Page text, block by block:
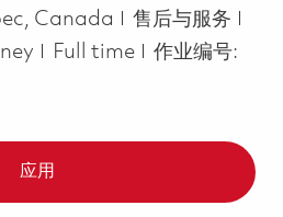
Canada 类别
售后与服务
Job Type
Full time
作业编号:
应用